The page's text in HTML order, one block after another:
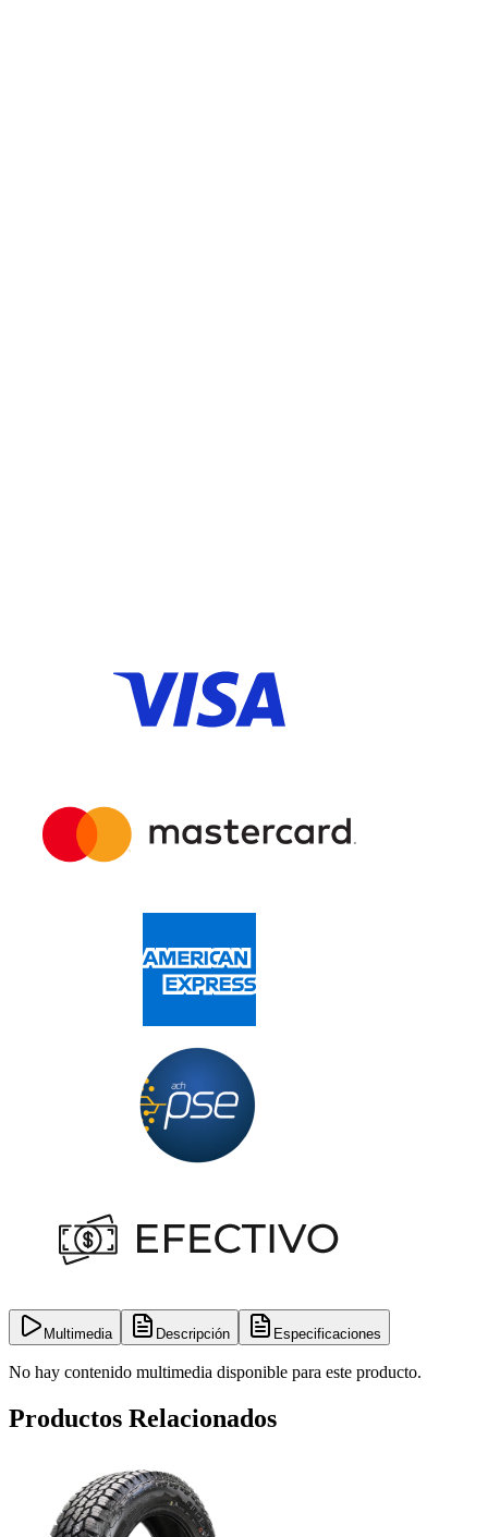
Multimedia Descripción Especificaciones
No hay contenido multimedia disponible para este producto.
Productos Relacionados